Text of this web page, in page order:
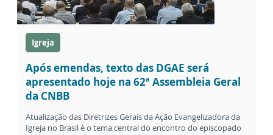
Igreja
Após emendas, texto das DGAE será
apresentado hoje na 62ª Assembleia Geral
da CNBB
Atualização das Diretrizes Gerais da Ação Evangelizadora da
Igreja no Brasil é o tema central do encontro do episcopado